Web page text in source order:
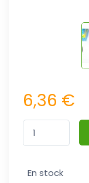
6,36 €
En stock